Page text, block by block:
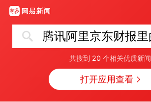
共搜到 20 个相关优质新闻
打开应用查看